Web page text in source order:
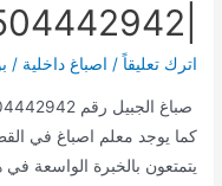
اترك تعليقاً / اصباغ داخلية /
كما يوجد معلم اصباغ في
يتمتعون بالخبرة الواسعة